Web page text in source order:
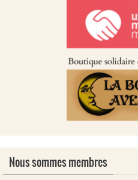
Nous sommes membres